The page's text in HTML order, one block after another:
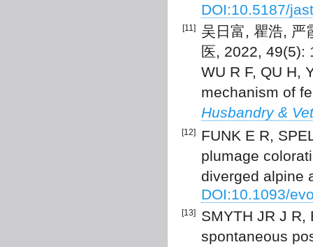
DOI:10.5187/
[11]
吴日富, 瞿浩, 严
医, 2022, 49(5):
WU R F, QU H,
mechanism of
Husbandry &
[12]
FUNK E R,
plumage
diverged alpine
DOI:10.1093/
[13]
SMYTH JR J R,
spontaneous